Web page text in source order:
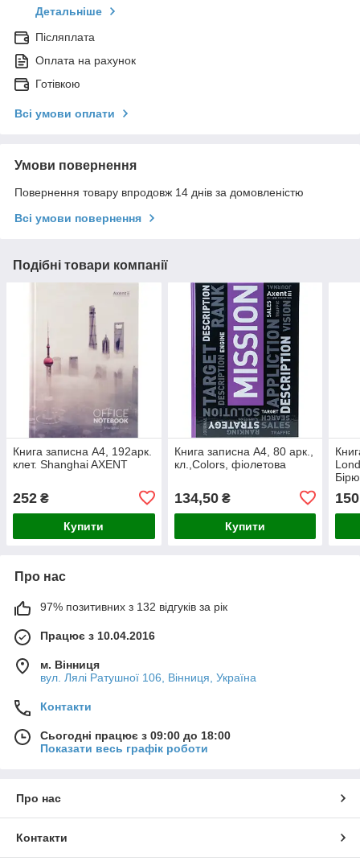
Детальніше
Післяплата
Оплата на рахунок
Готівкою
Всі умови оплати
Умови повернення
Повернення товару впродовж 14 днів за домовленістю
Всі умови повернення
Подібні товари компанії
Книга записна А4, 192арк.
клет. Shanghai AXENT
252 ₴
Купити
Книга записна А4, 80 арк.,
кл.,Colors, фіолетова
134,50₴
Купити
150
Про нас
97% позитивних з 132 відгуків за рік
Працює з 10.04.2016
м. Вінниця
вул. Лялі Ратушної 106, Вінниця, Україна
Контакти
Сьогодні працює з 09:00 до 18:00
Показати весь графік роботи
Про нас
Контакти